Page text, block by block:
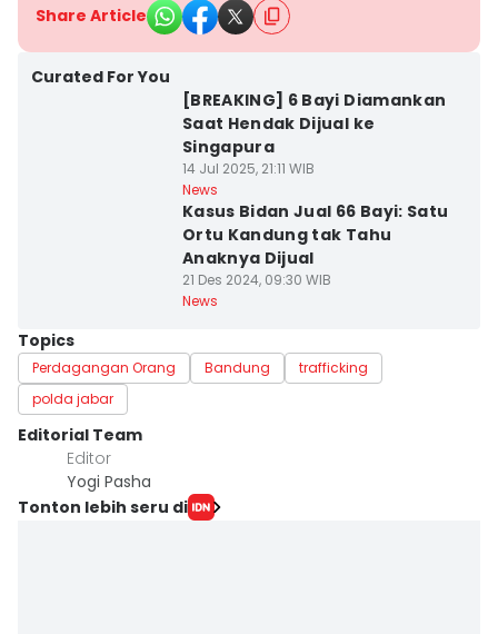
Share Article
Curated For You
[BREAKING] 6 Bayi Diamankan
Saat Hendak Dijual ke
Singapura
14 Jul 2025, 21:11 WIB
News
Kasus Bidan Jual 66 Bayi: Satu
Ortu Kandung tak Tahu
Anaknya Dijual
21 Des 2024, 09:30 WIB
News
Topics
Perdagangan Orang Bandung
trafficking
polda jabar
Editorial Team
Editor
Yogi Pasha
Tonton lebih seru di